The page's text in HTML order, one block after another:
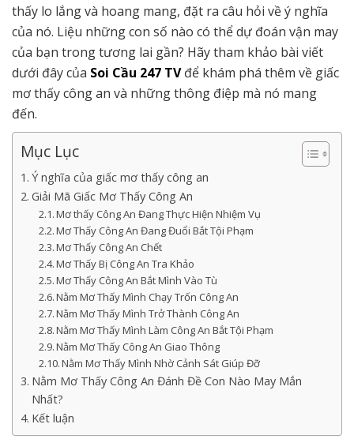
thấy lo lắng và hoang mang, đặt ra câu hỏi về ý nghĩa
của nó. Liệu những con số nào có thể dự đoán vận may
của bạn trong tương lai gần? Hãy tham khảo bài viết
dưới đây của Soi Cầu 247 TVđể khám phá thêm về giấc
mơ thấy công an và những thông điệp mà nó mang
đến.
Mục Lục
Ý nghĩa của giấc mơ thấy công an
Giải Mã Giấc Mơ Thấy Công An
Mơ thấy Công An Đang Thực Hiện Nhiệm Vụ
Mơ Thấy Công An Đang Đuổi Bắt Tội Phạm
Mơ Thấy Công An Chết
Mơ Thấy Bị Công An Tra Khảo
Mơ Thấy Công An Bắt Mình Vào Tù
Nằm Mơ Thấy Mình Chạy Trốn Công An
Nằm Mơ Thấy Mình Trở Thành Công An
Nằm Mơ Thấy Mình Làm Công An Bắt Tội Phạm
Nằm Mơ Thấy Công An Giao Thông
Nằm Mơ Thấy Mình Nhờ Cảnh Sát Giúp Đỡ
Nằm Mơ Thấy Công An Đánh Đề Con Nào May Mắn
Nhất?
Kết luận